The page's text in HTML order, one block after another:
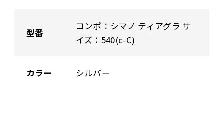
型番
コンポ：シマノ ティアグラ サ
イズ：540(c-C)
カラー シルバー